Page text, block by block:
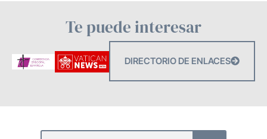
Te puede interesar
DIRECTORIO DE ENLACES